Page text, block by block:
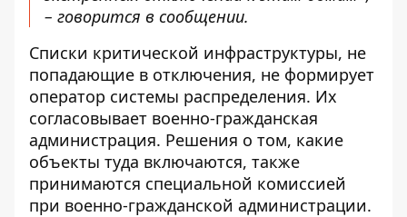
– говорится в сообщении.
Списки критической инфраструктуры, не
попадающие в отключения, не формирует
оператор системы распределения. Их
согласовывает военно-гражданская
администрация. Решения о том, какие
объекты туда включаются, также
принимаются специальной комиссией
при военно-гражданской администрации.